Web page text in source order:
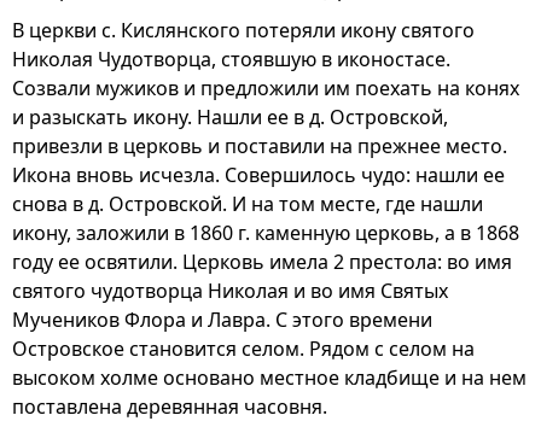
В церкви с. Кислянского потеряли икону святого
Николая Чудотворца, стоявшую в иконостасе.
Созвали мужиков и предложили им поехать на конях
и разыскать икону. Нашли ее в д. Островской,
привезли в церковь и поставили на прежнее место.
Икона вновь исчезла. Совершилось чудо: нашли ее
снова в д. Островской. И на том месте, где нашли
икону, заложили в 1860 г. каменную церковь, а в 1868
году ее освятили. Церковь имела 2 престола: во имя
святого чудотворца Николая и во имя Святых
Мучеников Флора и Лавра. С этого времени
Островское становится селом. Рядом с селом на
высоком холме основано местное кладбище и на нем
поставлена деревянная часовня.